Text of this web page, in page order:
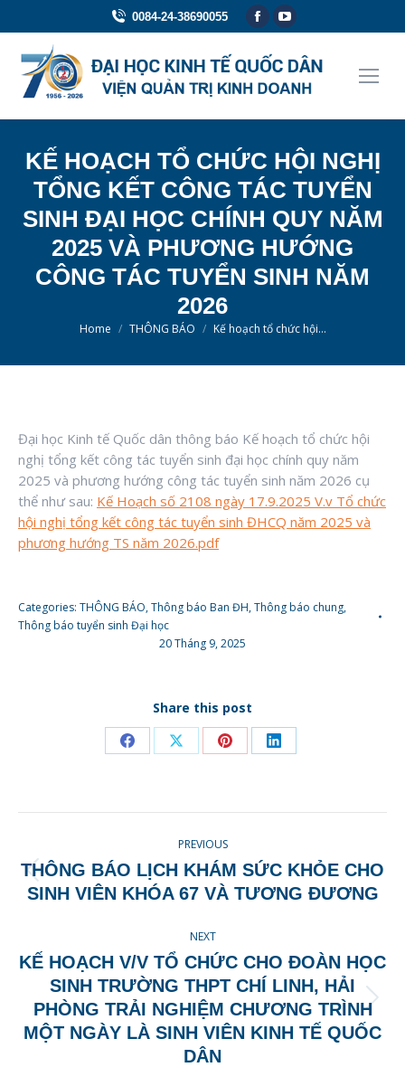
0084-24-38690055
Facebook
opens
in
YouTube
opens
in
KẾ HOẠCH TỔ CHỨC HỘI NGHỊ
TỔNG KẾT CÔNG TÁC TUYỂN
SINH ĐẠI HỌC CHÍNH QUY NĂM
2025 VÀ PHƯƠNG HƯỚNG
CÔNG TÁC TUYỂN SINH NĂM
2026
You are here:
Home THÔNG BÁO Kế hoạch tổ chức hội…
Đại học Kinh tế Quốc dân thông báo Kế hoạch tổ chức hội
nghị tổng kết công tác tuyển sinh đại học chính quy năm
2025 và phương hướng công tác tuyển sinh năm 2026 cụ
thể như sau: Kế Hoạch số 2108 ngày 17.9.2025 V.v Tổ chức
hội nghị tổng kết công tác tuyển sinh ĐHCQ năm 2025 và
phương hướng TS năm 2026.pdf
Categories: THÔNG BÁO,Thông báo Ban ĐH,Thông báo chung,
Thông báo tuyển sinh Đại học
20 Tháng 9, 2025
Share this post
Share Share Share Share
NAVIGATION
PREVIOUS
Previous
post:
THÔNG BÁO LỊCH KHÁM SỨC KHỎE CHO
SINH VIÊN KHÓA 67 VÀ TƯƠNG ĐƯƠNG
NEXT
Next
post:
KẾ HOẠCH V/V TỔ CHỨC CHO ĐOÀN HỌC
SINH TRƯỜNG THPT CHÍ LINH, HẢI
PHÒNG TRẢI NGHIỆM CHƯƠNG TRÌNH
MỘT NGÀY LÀ SINH VIÊN KINH TẾ QUỐC
DÂN